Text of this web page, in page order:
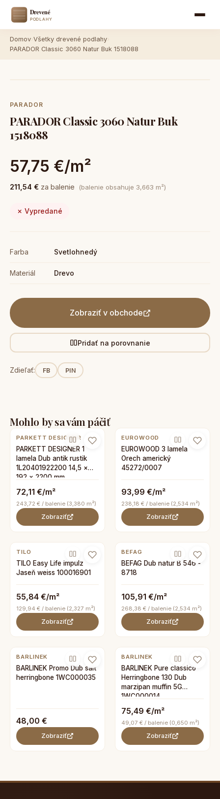
Domov Všetky drevené podlahy
PARADOR Classic 3060 Natur Buk 1518088
PARADOR
PARADOR Classic 3060 Natur Buk
1518088
57,75 €/m²
211,54 € za balenie (balenie obsahuje 3,663 m²)
✗ Vypredané
Farba Svetlohnedý
Materiál Drevo
Zobraziť v obchode
Pridať na porovnanie
Zdieľať: FB PIN
Mohlo by sa vám páčiť
PARKETT DESIGNER
PARKETT DESIGNER 1
lamela Dub antik rustik
1L20401922200 14,5 ×
192 × 2200 mm
72,11 €/m²
243,72 € / balenie (3,380 m²)
Zobraziť
EUROWOOD
EUROWOOD 3 lamela
Orech americký
45272/0007
93,99 €/m²
238,18 € / balenie (2,534 m²)
Zobraziť
TILO
TILO Easy Life impulz
Jaseň weiss 100016901
55,84 €/m²
129,94 € / balenie (2,327 m²)
Zobraziť
BEFAG
BEFAG Dub natur B 546 -
8718
105,91 €/m²
268,38 € / balenie (2,534 m²)
Zobraziť
BARLINEK
BARLINEK Promo Dub salt
herringbone 1WC000035
48,00 €
Zobraziť
BARLINEK
BARLINEK Pure classico
Herringbone 130 Dub
marzipan muffin 5G
1WC000014
75,49 €/m²
49,07 € / balenie (0,650 m²)
Zobraziť